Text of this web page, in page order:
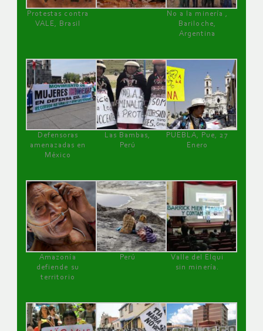
Protestas contra
VALE, Brasil
No a la minería ,
Bariloche,
Argentina
Defensoras
amenazadas en
México
Las Bambas,
Perú
PUEBLA, Pue, 27
Enero
Amazonía
defiende su
territorio
Perú
Valle del Elqui
sin minería.